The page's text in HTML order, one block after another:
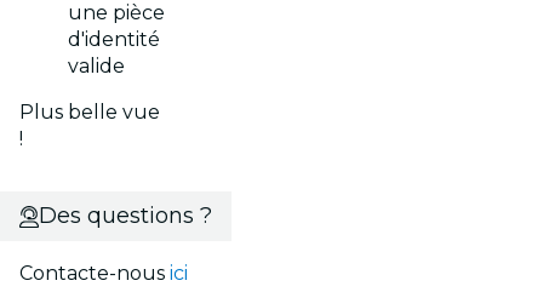
une pièce
d'identité
valide
Plus belle vue
!
Des questions ?
Contacte-nous ici